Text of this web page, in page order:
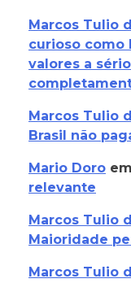
Marcos Tulio
curioso como
valores a
Marcos Tulio
Brasil não
Mario Doro em
relevante
Marcos Tulio
Maioridade
Marcos Tulio